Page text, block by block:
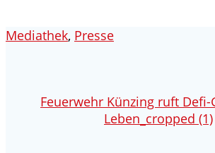
Mediathek, Presse
Feuerwehr Künzing ruft
Leben_cropped (1)